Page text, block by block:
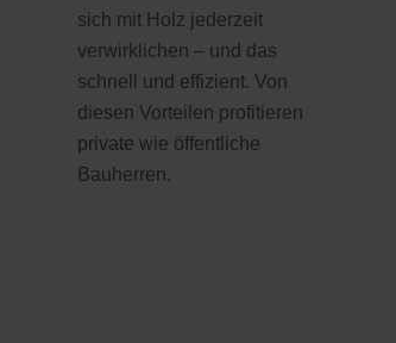
sich mit Holz jederzeit
verwirklichen – und das
schnell und effizient. Von
diesen Vorteilen profitieren
private wie öffentliche
Bauherren.